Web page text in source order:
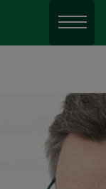
Menu